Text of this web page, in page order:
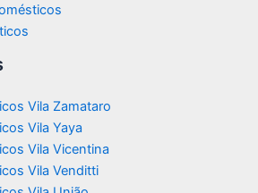
Vila Zamataro
Vila Yaya
Vila Vicentina
Vila Venditti